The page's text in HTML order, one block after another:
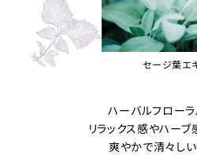
セージ葉エ
ハーバルフローラ
リラックス感やハーブ
爽やかで清々しい